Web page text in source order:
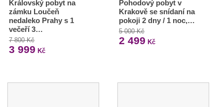
Královský pobyt na
zámku Loučeň
nedaleko Prahy s 1
večeří 3…
7 800 Kč
3 999 Kč
Pohodový pobyt v
Krakově se snídaní na
pokoji 2 dny / 1 noc,…
5 000 Kč
2 499 Kč